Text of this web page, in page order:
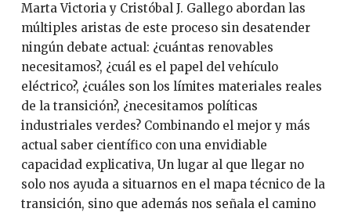
Marta Victoria y Cristóbal J. Gallego abordan las
múltiples aristas de este proceso sin desatender
ningún debate actual: ¿cuántas renovables
necesitamos?, ¿cuál es el papel del vehículo
eléctrico?, ¿cuáles son los límites materiales reales
de la transición?, ¿necesitamos políticas
industriales verdes? Combinando el mejor y más
actual saber científico con una envidiable
capacidad explicativa, Un lugar al que llegar no
solo nos ayuda a situarnos en el mapa técnico de la
transición, sino que además nos señala el camino